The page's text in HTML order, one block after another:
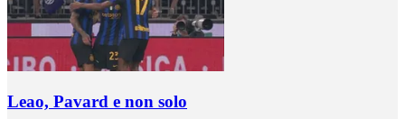
Leao, Pavard e non solo